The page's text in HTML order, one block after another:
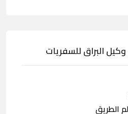
البراق للسفريات